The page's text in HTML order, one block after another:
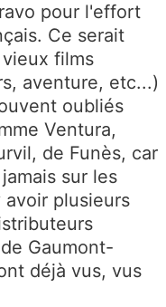
pour l'effort
Ce serait
films
aventure, etc...)
oubliés
Ventura,
de Funès, car
sur les
plusieurs
Gaumont-
déjà vus, vus